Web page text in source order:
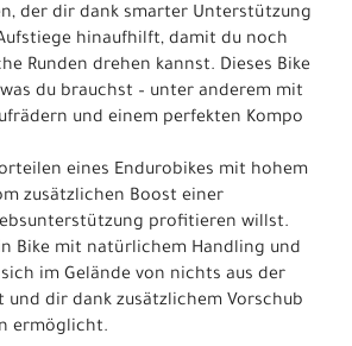
der dir dank smarter Unterstützung
hinaufhilft, damit du noch
Runden drehen kannst. Dieses Bike
du brauchst – unter anderem mit
und einem perfekten Kompo
eines Endurobikes mit hohem
zusätzlichen Boost einer
profitieren willst.
Bike mit natürlichem Handling und
im Gelände von nichts aus der
und dir dank zusätzlichem Vorschub
ermöglicht.